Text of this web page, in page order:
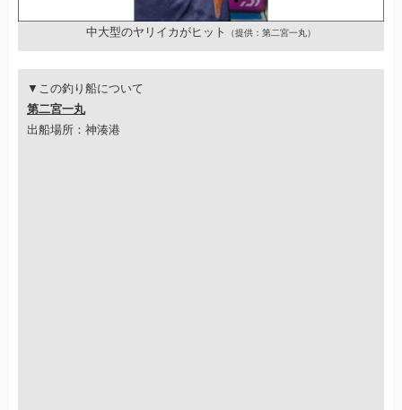
中大型のヤリイカがヒット （提供：第二宮一丸）
▼この釣り船について
第二宮一丸
出船場所：神湊港